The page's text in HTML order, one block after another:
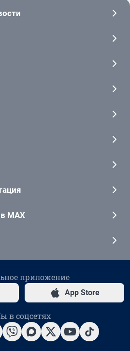
MAX
приложение
App Store
в соцсетях